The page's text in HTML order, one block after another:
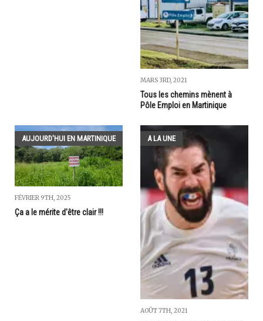
MARS 3RD, 2021
Tous les chemins mènent à
Pôle Emploi en Martinique
AUJOURD'HUI EN MARTINIQUE
FÉVRIER 9TH, 2025
Ça a le mérite d'être clair !!!
A LA UNE
AOÛT 7TH, 2021